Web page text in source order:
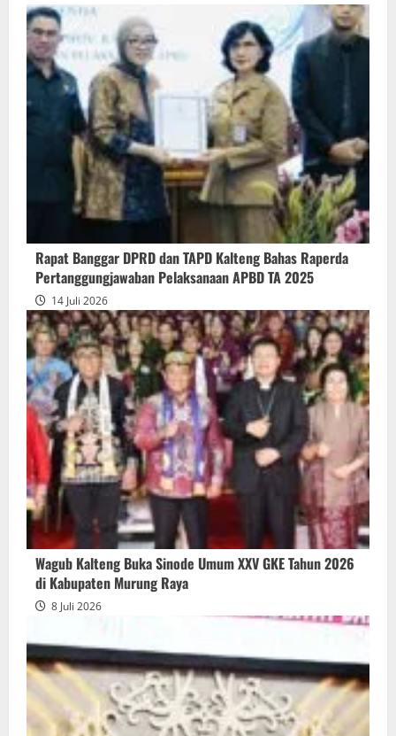
about
Rapur
Penyampaian
Pendapat
Akhir
Gubernur
atas
Persetujuan
Bersama
Raperda
Pertanggungjawaban
Pelaksanaan
APBD
2025
Rapat Banggar DPRD dan TAPD Kalteng Bahas Raperda
Pertanggungjawaban Pelaksanaan APBD TA 2025
14 Juli 2026
Wagub Kalteng Buka Sinode Umum XXV GKE Tahun 2026
di Kabupaten Murung Raya
8 Juli 2026